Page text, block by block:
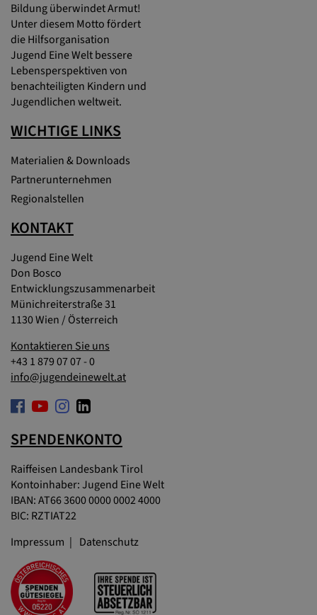
Bildung überwindet Armut!
Unter diesem Motto fördert
die Hilfsorganisation
Jugend Eine Welt bessere
Lebensperspektiven von
benachteiligten Kindern und
Jugendlichen weltweit.
WICHTIGE LINKS
Materialien & Downloads
Partnerunternehmen
Regionalstellen
KONTAKT
Jugend Eine Welt
Don Bosco
Entwicklungszusammenarbeit
Münichreiterstraße 31
1130 Wien / Österreich
Kontaktieren Sie uns
+43 1 879 07 07 - 0
info@jugendeinewelt.at
SPENDENKONTO
Raiffeisen Landesbank Tirol
Kontoinhaber: Jugend Eine Welt
IBAN: AT66 3600 0000 0002 4000
BIC: RZTIAT22
Impressum
Datenschutz